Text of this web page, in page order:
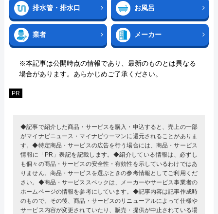
排水管・排水口 お風呂
業者 メーカー
※本記事は公開時点の情報であり、最新のものとは異なる
場合があります。あらかじめご了承ください。
PR
◆記事で紹介した商品・サービスを購入・申込すると、売上の一部
がマイナビニュース・マイナビウーマンに還元されることがありま
す。◆特定商品・サービスの広告を行う場合には、商品・サービス
情報に「PR」表記を記載します。◆紹介している情報は、必ずし
も個々の商品・サービスの安全性・有効性を示しているわけではあ
りません。商品・サービスを選ぶときの参考情報としてご利用くだ
さい。◆商品・サービススペックは、メーカーやサービス事業者の
ホームページの情報を参考にしています。◆記事内容は記事作成時
のもので、その後、商品・サービスのリニューアルによって仕様や
サービス内容が変更されていたり、販売・提供が中止されている場